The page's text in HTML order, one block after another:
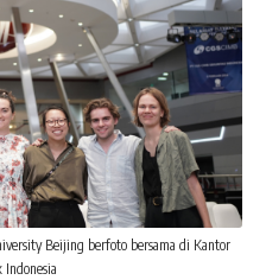
Beijing berfoto bersama di Kantor
Indonesia